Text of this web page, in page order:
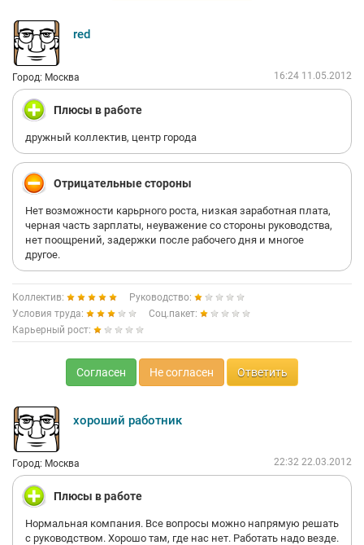
red
Город: Москва 16:24 11.05.2012
Плюсы в работе
дружный коллектив, центр города
Отрицательные стороны
Нет возможности карьрного роста, низкая заработная плата,
черная часть зарплаты, неуважение со стороны руководства,
нет поощрений, задержки после рабочего дня и многое
другое.
Коллектив:
Руководство:
Условия труда:
Соц.пакет:
Карьерный рост:
Согласен Не согласен Ответить
хороший работник
Город: Москва 22:32 22.03.2012
Плюсы в работе
Нормальная компания. Все вопросы можно напрямую решать
с руководством. Хорошо там, где нас нет. Работать надо везде.